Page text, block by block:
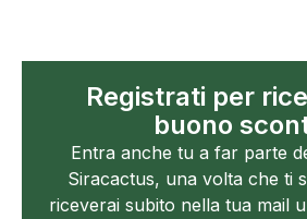
Registrati per
buono
Entra anche tu a far parte
Siracactus, una volta che ti
riceverai subito nella tua mail